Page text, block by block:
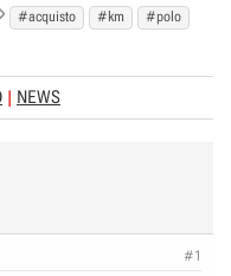
T
g
s
#acquisto #km
#polo
NEWS
#1